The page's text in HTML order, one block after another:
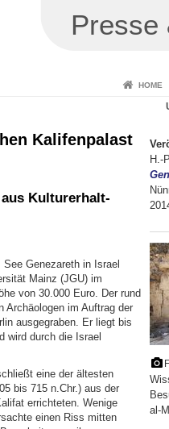
Presse
HOME
Kalifenpalast
Kulturerhalt-
Genezareth in Israel
Mainz (JGU) im
von 30.000 Euro. Der rund
Archäologen im Auftrag der
ausgegraben. Er liegt bis
wird durch die Israel
eine der ältesten
bis 715 n.Chr.) aus der
errichteten. Wenige
einen Riss mitten
H.-
al-